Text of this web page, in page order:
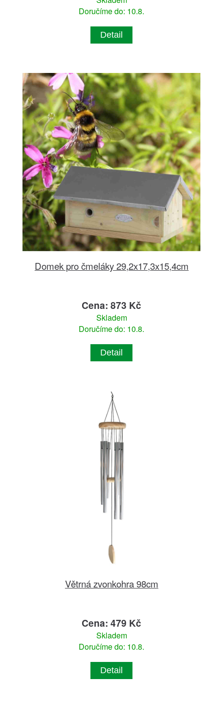
Doručíme do: 10.8.
Detail
Domek pro čmeláky 29,2x17,3x15,4cm
Cena: 873 Kč
Skladem
Doručíme do: 10.8.
Detail
Větrná zvonkohra 98cm
Cena: 479 Kč
Skladem
Doručíme do: 10.8.
Detail